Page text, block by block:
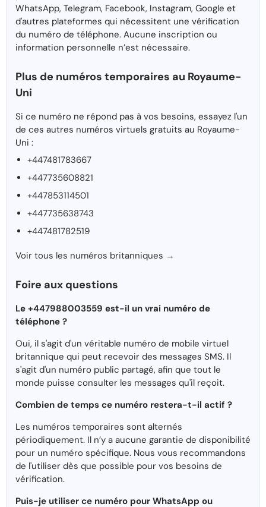
WhatsApp, Telegram, Facebook, Instagram, Google et
d'autres plateformes qui nécessitent une vérification
du numéro de téléphone. Aucune inscription ou
information personnelle n’est nécessaire.
Plus de numéros temporaires au Royaume-
Uni
Si ce numéro ne répond pas à vos besoins, essayez l'un
de ces autres numéros virtuels gratuits au Royaume-
Uni :
+447481783667
+447735608821
+447853114501
+447735638743
+447481782519
Voir tous les numéros britanniques →
Foire aux questions
Le +447988003559 est-il un vrai numéro de
téléphone ?
Oui, il s'agit d'un véritable numéro de mobile virtuel
britannique qui peut recevoir des messages SMS. Il
s'agit d'un numéro public partagé, afin que tout le
monde puisse consulter les messages qu'il reçoit.
Combien de temps ce numéro restera-t-il actif ?
Les numéros temporaires sont alternés
périodiquement. Il n’y a aucune garantie de disponibilité
pour un numéro spécifique. Nous vous recommandons
de l'utiliser dès que possible pour vos besoins de
vérification.
Puis-je utiliser ce numéro pour WhatsApp ou